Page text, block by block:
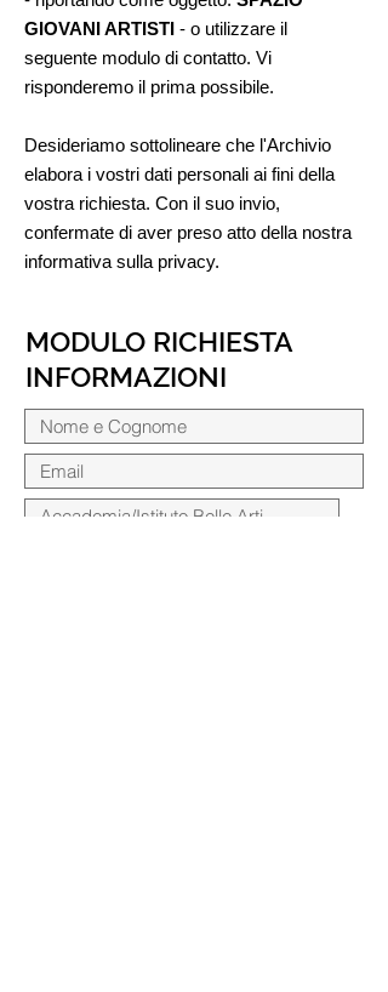
GIOVANI ARTISTI - o utilizzare il
seguente modulo di contatto. Vi
risponderemo il prima possibile.
Desideriamo sottolineare che l'Archivio
elabora i vostri dati personali ai fini della
vostra richiesta. Con il suo invio,
confermate di aver preso atto della nostra
informativa sulla privacy.
MODULO RICHIESTA
INFORMAZIONI